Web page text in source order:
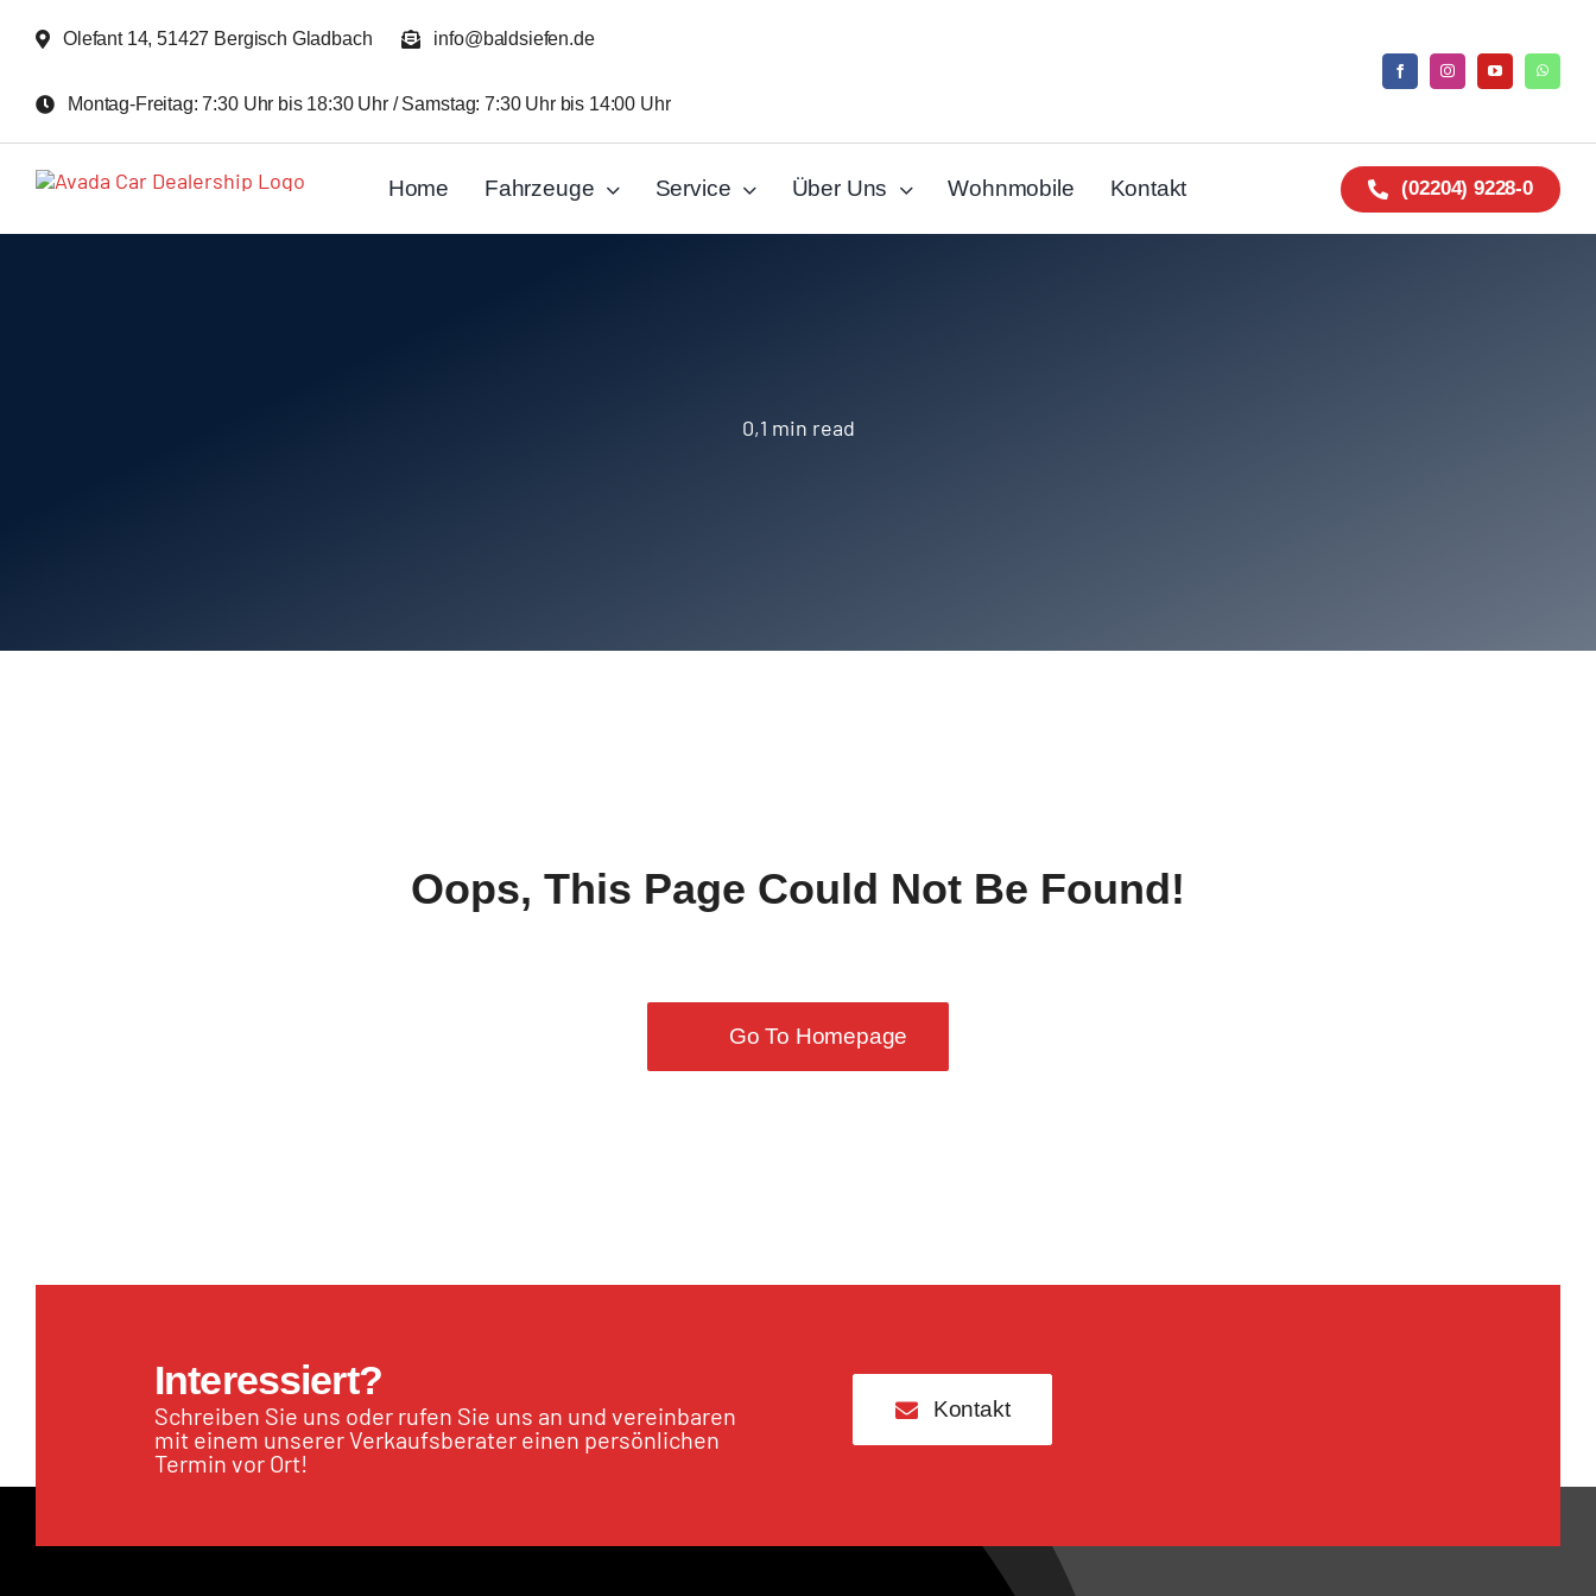
Inhalt
Olefant 14, 51427 Bergisch Gladbach info@baldsiefen.de
Montag-Freitag: 7:30 Uhr bis 18:30 Uhr / Samstag: 7:30 Uhr bis 14:00 Uhr
Home Fahrzeuge Service Über Uns Wohnmobile Kontakt (02204) 9228-0
0,1 min read
Oops, This Page Could Not Be Found!
Go To Homepage
Interessiert?
Schreiben Sie uns oder rufen Sie uns an und vereinbaren
mit einem unserer Verkaufsberater einen persönlichen
Termin vor Ort!
Kontakt